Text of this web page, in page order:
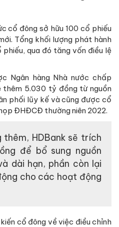
cổ đông sở hữu 100 cổ phiếu
Tổng khối lượng phát hành
qua đó tăng vốn điều lệ
Ngân hàng Nhà nước chấp
thêm 5.030 tỷ đồng từ nguồn
phối lũy kế và cũng được cổ
ĐHĐCĐ thường niên 2022.
HDBank sẽ trích
để bổ sung nguồn
dài hạn, phần còn lại
cho các hoạt động
cổ đông về việc điều chỉnh